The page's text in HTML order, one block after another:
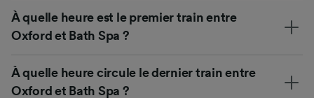
À quelle heure est le premier train entre
Oxford et Bath Spa ?
À quelle heure circule le dernier train entre
Oxford et Bath Spa ?